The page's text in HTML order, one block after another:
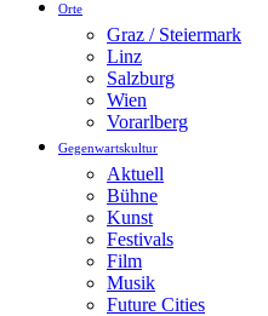
Orte
Graz / Steiermark
Linz
Salzburg
Wien
Vorarlberg
Gegenwartskultur
Aktuell
Bühne
Kunst
Festivals
Film
Musik
Future Cities